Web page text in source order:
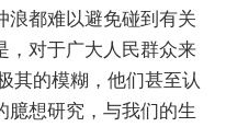
浪都难以避免碰到有关
，对于广大人民群众来
其的模糊，他们甚至认
臆想研究，与我们的生